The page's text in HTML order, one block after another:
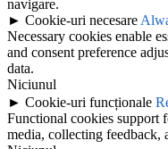
navigare.
► Cookie-uri necesare
Necessary cookies enable
and consent preference
data.
Niciunul
► Cookie-uri funcționale
Functional cookies support
media, collecting feedback,